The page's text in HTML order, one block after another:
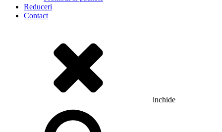
Reduceri
Contact
inchide